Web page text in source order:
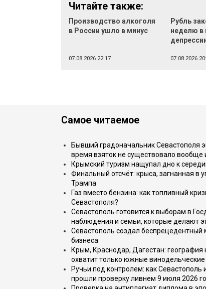
Читайте также:
Производство алкоголя
в России ушло в минус
07.08.2026 22:17
Рубль
неделю в
07.08.2026
Самое читаемое
Бывший градоначальник Севастополя
время взяток не существовало вообще
Крымский туризм нащупал дно к
Финальный отсчёт: крыса, загнанная в
Трампа
Газ вместо бензина: как топливный
Севастополя?
Севастополь готовится к выборам в
наблюдения и семьи, которые делают
Севастополь создал беспрецедентный
бизнеса
Крым, Краснодар, Дагестан:
охватит только южные винодельческие
Ручьи под контролем: как
прошли проверку ливнем 9 июля 2026